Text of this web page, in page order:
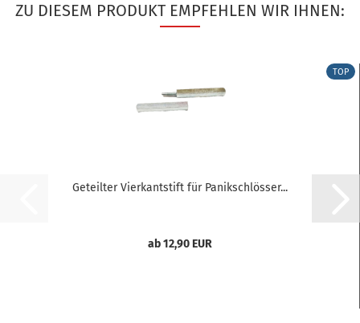
ZU DIESEM PRODUKT EMPFEHLEN WIR IHNEN:
TOP
Geteilter Vierkantstift für Panikschlösser...
ab 12,90 EUR